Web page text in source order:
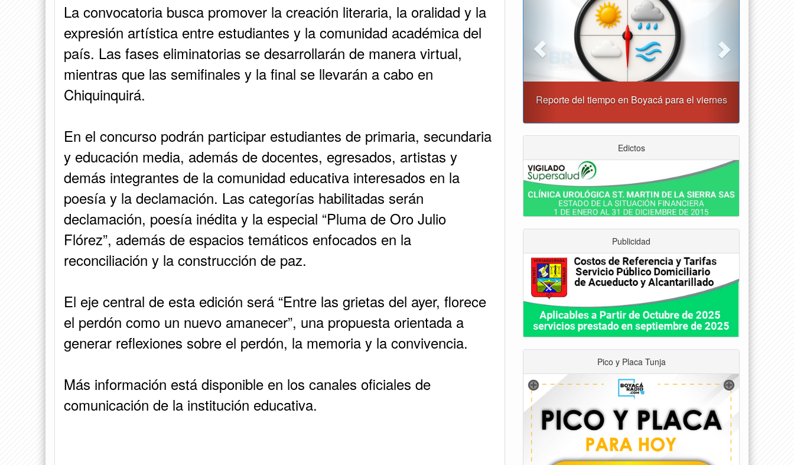
La convocatoria busca promover la creación literaria, la oralidad y la
expresión artística entre estudiantes y la comunidad académica del
país. Las fases eliminatorias se desarrollarán de manera virtual,
mientras que las semifinales y la final se llevarán a cabo en
Chiquinquirá.
En el concurso podrán participar estudiantes de primaria, secundaria
y educación media, además de docentes, egresados, artistas y
demás integrantes de la comunidad educativa interesados en la
poesía y la declamación. Las categorías habilitadas serán
declamación, poesía inédita y la especial “Pluma de Oro Julio
Flórez”, además de espacios temáticos enfocados en la
reconciliación y la construcción de paz.
El eje central de esta edición será “Entre las grietas del ayer, florece
el perdón como un nuevo amanecer”, una propuesta orientada a
generar reflexiones sobre el perdón, la memoria y la convivencia.
Más información está disponible en los canales oficiales de
comunicación de la institución educativa.
“Tunja nos ha dado demasiado y no podemos
Edictos
Publicidad
Pico y Placa Tunja